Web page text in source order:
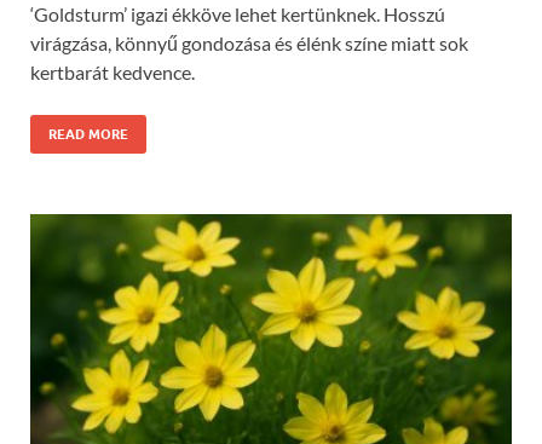
‘Goldsturm’ igazi ékköve lehet kertünknek. Hosszú
virágzása, könnyű gondozása és élénk színe miatt sok
kertbarát kedvence.
READ MORE